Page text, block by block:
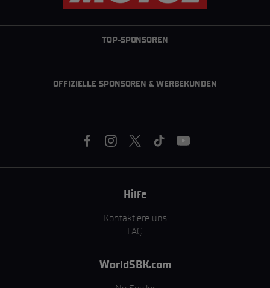
TOP-SPONSOREN
OFFIZIELLE SPONSOREN & WERBEKUNDEN
Hilfe
Kontaktiere uns
FAQ
WorldSBK.com